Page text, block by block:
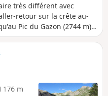
très différent avec
retour sur la crête au-
Pic du Gazon (2744 m).
176 m